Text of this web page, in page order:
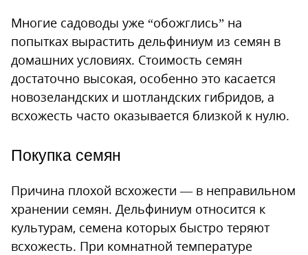
Многие садоводы уже “обожглись” на
попытках вырастить дельфиниум из семян в
домашних условиях. Стоимость семян
достаточно высокая, особенно это касается
новозеландских и шотландских гибридов, а
всхожесть часто оказывается близкой к нулю.
Покупка семян
Причина плохой всхожести — в неправильном
хранении семян. Дельфиниум относится к
культурам, семена которых быстро теряют
всхожесть. При комнатной температуре